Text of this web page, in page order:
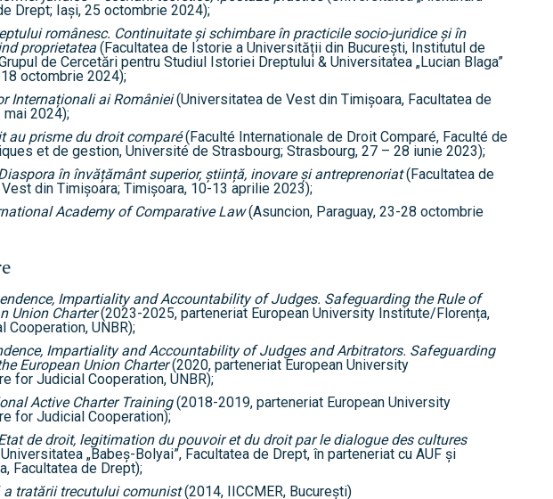
Drept; Iași, 25 octombrie 2024);
românesc. Continuitate și schimbare în practicile socio-juridice și în
proprietatea (Facultatea de Istorie a Universității din București, Institutul de
de Cercetări pentru Studiul Istoriei Dreptului & Universitatea „Lucian Blaga”
octombrie 2024);
Internaționali ai României(Universitatea de Vest din Timișoara, Facultatea de
mai 2024);
au prisme du droit comparé(Faculté Internationale de Droit Comparé, Faculté de
et de gestion, Université de Strasbourg; Strasbourg, 27 – 28 iunie 2023);
în învățământ superior, știință, inovare și antreprenoriat(Facultatea de
din Timișoara; Timișoara, 10-13 aprilie 2023);
Academy of Comparative Law(Asuncion, Paraguay, 23-28 octombrie
Impartiality and Accountability of Judges. Safeguarding the Rule of
Union Charter(2023-2025, parteneriat European University Institute/Florența,
Cooperation, UNBR);
Impartiality and Accountability of Judges and Arbitrators. Safeguarding
European Union Charter(2020, parteneriat European University
for Judicial Cooperation, UNBR);
Active Charter Training(2018-2019, parteneriat European University
for Judicial Cooperation);
de droit, legitimation du pouvoir et du droit par le dialogue des cultures
„Babeș-Bolyai”, Facultatea de Drept, în parteneriat cu AUF și
Facultatea de Drept);
tratării trecutului comunist(2014, IICCMER, București)